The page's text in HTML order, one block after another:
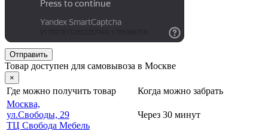
Отправить
Товар доступен для самовывоза в Москве
×
Где можно получить товар
Когда можно забрать
Москва,
ул.Свободы, 29
ТЦ Свобода Мебель
Через 30 минут